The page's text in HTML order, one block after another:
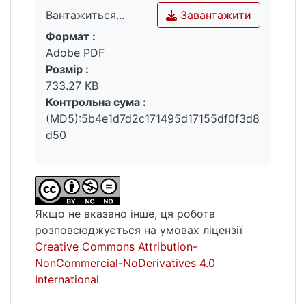
відборі абітурієнтів на службу або під час
їх навчання.
Вантажиться...
Вантажиться...
Завантажити
Формат :
Adobe PDF
Розмір :
733.27 KB
Контрольна сума :
(MD5):5b4e1d7d2c171495d17155df0f3d8
d50
Якщо не вказано інше, ця робота
розповсюджується на умовах ліцензії
Creative Commons Attribution-
NonCommercial-NoDerivatives 4.0
International